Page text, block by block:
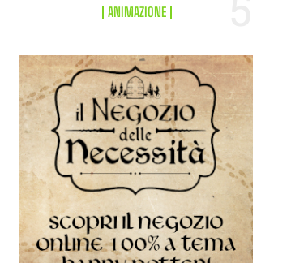
ANIMAZIONE